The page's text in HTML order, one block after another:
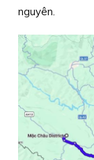
nguyên.